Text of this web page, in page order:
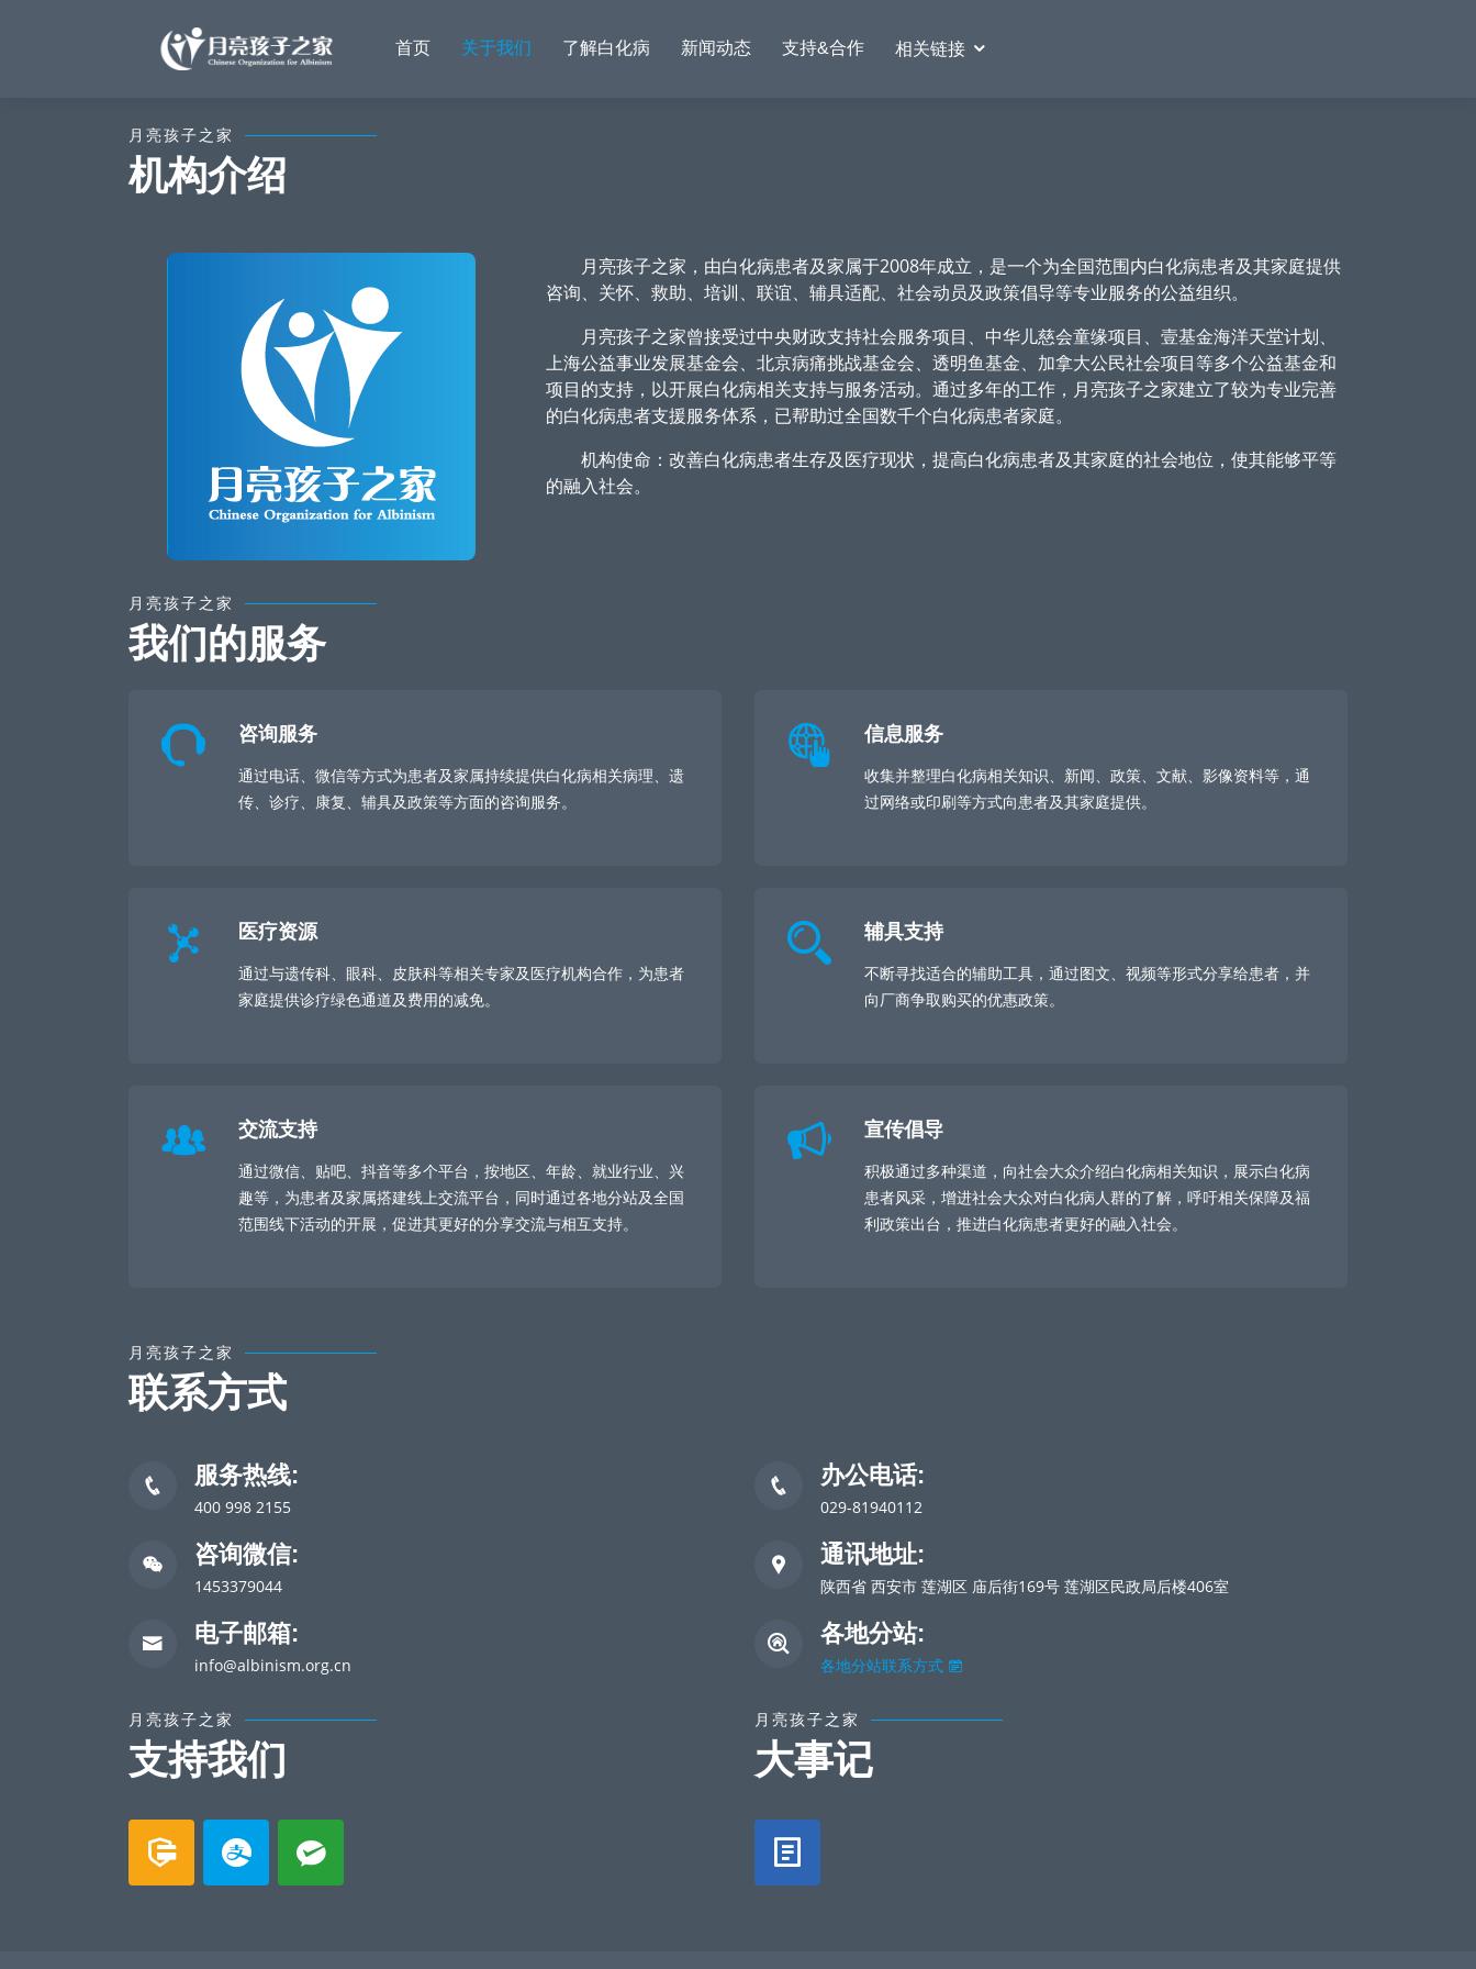
首页 关于我们 了解白化病 新闻动态 支持&合作 相关链接
月亮孩子之家
机构介绍
月亮孩子之家，由白化病患者及家属于2008年成立，是一个为全国范围内白化病患者及其家庭提供
咨询、关怀、救助、培训、联谊、辅具适配、社会动员及政策倡导等专业服务的公益组织。
月亮孩子之家曾接受过中央财政支持社会服务项目、中华儿慈会童缘项目、壹基金海洋天堂计划、
上海公益事业发展基金会、北京病痛挑战基金会、透明鱼基金、加拿大公民社会项目等多个公益基金和
项目的支持，以开展白化病相关支持与服务活动。通过多年的工作，月亮孩子之家建立了较为专业完善
的白化病患者支援服务体系，已帮助过全国数千个白化病患者家庭。
机构使命：改善白化病患者生存及医疗现状，提高白化病患者及其家庭的社会地位，使其能够平等
的融入社会。
月亮孩子之家
我们的服务
咨询服务
通过电话、微信等方式为患者及家属持续提供白化病相关病理、遗
传、诊疗、康复、辅具及政策等方面的咨询服务。
信息服务
收集并整理白化病相关知识、新闻、政策、文献、影像资料等，通
过网络或印刷等方式向患者及其家庭提供。
医疗资源
通过与遗传科、眼科、皮肤科等相关专家及医疗机构合作，为患者
家庭提供诊疗绿色通道及费用的减免。
辅具支持
不断寻找适合的辅助工具，通过图文、视频等形式分享给患者，并
向厂商争取购买的优惠政策。
交流支持
通过微信、贴吧、抖音等多个平台，按地区、年龄、就业行业、兴
趣等，为患者及家属搭建线上交流平台，同时通过各地分站及全国
范围线下活动的开展，促进其更好的分享交流与相互支持。
宣传倡导
积极通过多种渠道，向社会大众介绍白化病相关知识，展示白化病
患者风采，增进社会大众对白化病人群的了解，呼吁相关保障及福
利政策出台，推进白化病患者更好的融入社会。
月亮孩子之家
联系方式
服务热线:
400 998 2155
咨询微信:
1453379044
电子邮箱:
info@albinism.org.cn
办公电话:
029-81940112
通讯地址:
陕西省 西安市 莲湖区 庙后街169号 莲湖区民政局后楼406室
各地分站:
各地分站联系方式
月亮孩子之家
支持我们
月亮孩子之家
大事记